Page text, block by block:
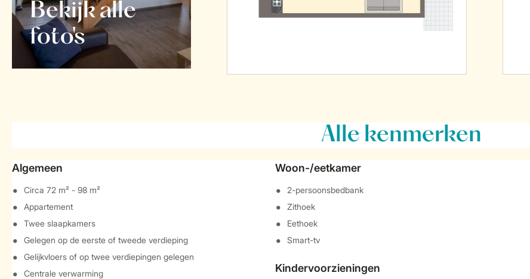
Bekijk alle
foto's
Alle kenmerken
Algemeen
Circa 72 m² - 98 m²
Appartement
Twee slaapkamers
Gelegen op de eerste of tweede verdieping
Gelijkvloers of op twee verdiepingen gelegen
Centrale verwarming
Woon-/eetkamer
2-persoonsbedbank
Zithoek
Eethoek
Smart-tv
Kindervoorzieningen